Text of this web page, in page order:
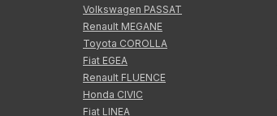
Volkswagen PASSAT
Renault MEGANE
Toyota COROLLA
Fiat EGEA
Renault FLUENCE
Honda CIVIC
Fiat LINEA